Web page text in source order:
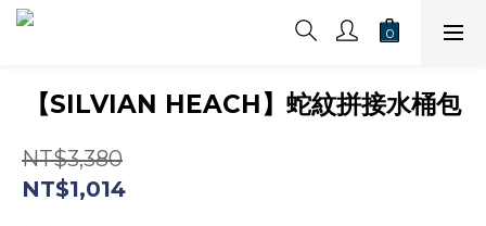
【SILVIAN HEACH】蛇紋拼接水桶包
NT$3,380
NT$1,014